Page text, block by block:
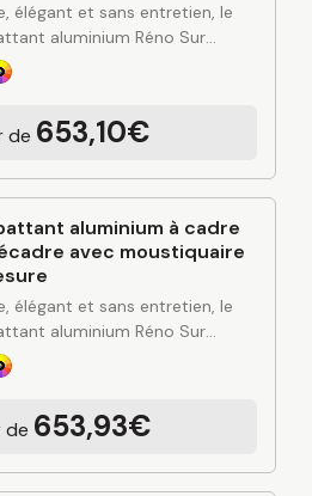
élégant et sans entretien, le
aluminium Réno Sur
une solution durable
et valoriser votre
l’aluminium et finitions…
de 653,10€
aluminium à cadre
avec moustiquaire
élégant et sans entretien, le
aluminium Réno Sur
une solution durable
et valoriser votre
l’aluminium et finitions…
de 653,93€